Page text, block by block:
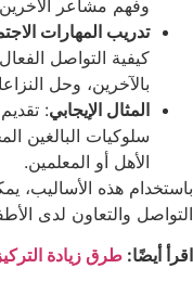
وفهم مشاعر
تدريب المهارات
كيفية التواصل
بالآخرين، وحل
المثال الإيجابي:
سلوكيات البالغين
الأهل أو المعلمين.
باستخدام هذه الأساليب،
التواصل والتعاون لدى
اقرأ أيضًا: طرق زيادة